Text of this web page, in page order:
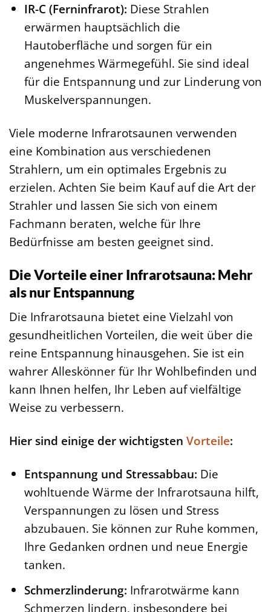
IR-C (Ferninfrarot): Diese Strahlen
erwärmen hauptsächlich die
Hautoberfläche und sorgen für ein
angenehmes Wärmegefühl. Sie sind ideal
für die Entspannung und zur Linderung von
Muskelverspannungen.
Viele moderne Infrarotsaunen verwenden
eine Kombination aus verschiedenen
Strahlern, um ein optimales Ergebnis zu
erzielen. Achten Sie beim Kauf auf die Art der
Strahler und lassen Sie sich von einem
Fachmann beraten, welche für Ihre
Bedürfnisse am besten geeignet sind.
Die Vorteile einer Infrarotsauna: Mehr
als nur Entspannung
Die Infrarotsauna bietet eine Vielzahl von
gesundheitlichen Vorteilen, die weit über die
reine Entspannung hinausgehen. Sie ist ein
wahrer Alleskönner für Ihr Wohlbefinden und
kann Ihnen helfen, Ihr Leben auf vielfältige
Weise zu verbessern.
Hier sind einige der wichtigsten Vorteile:
Entspannung und Stressabbau: Die
wohltuende Wärme der Infrarotsauna hilft,
Verspannungen zu lösen und Stress
abzubauen. Sie können zur Ruhe kommen,
Ihre Gedanken ordnen und neue Energie
tanken.
Schmerzlinderung: Infrarotwärme kann
Schmerzen lindern, insbesondere bei